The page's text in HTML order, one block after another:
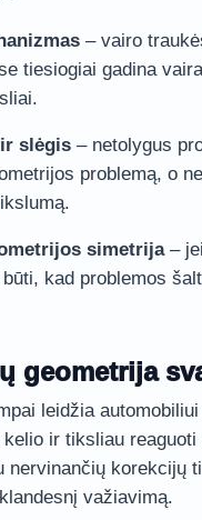
– vairo
tiesiogiai gadina
slėgis – netolygus
problemą, o
simetrija–
kad problemos
geometrija
leidžia
ir tiksliau
nervinančių korekcijų
važiavimą.